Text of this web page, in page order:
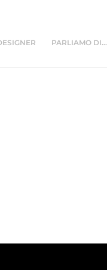
PARLIAMO DI…